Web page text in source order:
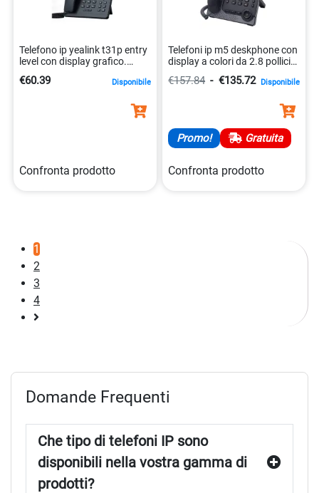
Telefono ip yealink t31p entry
level con display grafico.
€60.39 Disponibile
Confronta prodotto
Telefoni ip m5 deskphone con
display a colori da 2.8 pollici
€157.84 - €135.72 Disponibile
Promo! Gratuita
Confronta prodotto
1
2
3
4
Domande Frequenti
Che tipo di telefoni IP sono
disponibili nella vostra gamma di
prodotti?